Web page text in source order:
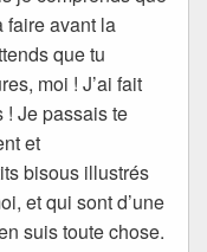
faire avant la
que tu
moi ! J’ai fait
! Je passais te
et
bisous illustrés
et qui sont d’une
suis toute chose.